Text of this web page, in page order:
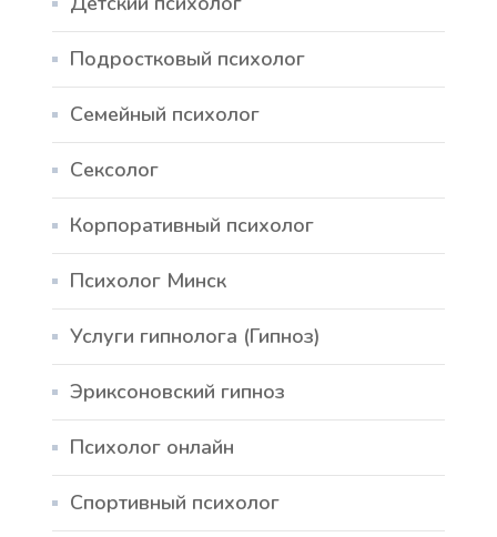
Подростковый психолог
Семейный психолог
Сексолог
Корпоративный психолог
Психолог Минск
Услуги гипнолога (Гипноз)
Эриксоновский гипноз
Психолог онлайн
Спортивный психолог